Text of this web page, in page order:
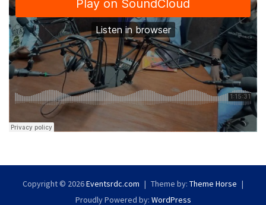
Copyright © 2026Eventsrdc.com Theme by: Theme Horse
Proudly Powered by: WordPress